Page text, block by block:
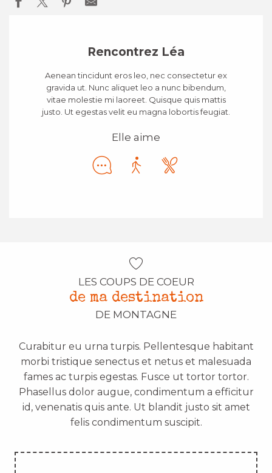
Rencontrez Léa
Aenean tincidunt eros leo, nec consectetur ex
gravida ut. Nunc aliquet leo a nunc bibendum,
vitae molestie mi laoreet. Quisque quis mattis
justo. Ut egestas velit eu magna lobortis feugiat.
Elle aime
LES COUPS DE COEUR
de ma destination
DE MONTAGNE
Curabitur eu urna turpis. Pellentesque habitant
morbi tristique senectus et netus et malesuada
fames ac turpis egestas. Fusce ut tortor tortor.
Phasellus dolor augue, condimentum a efficitur
id, venenatis quis ante. Ut blandit justo sit amet
felis condimentum suscipit.